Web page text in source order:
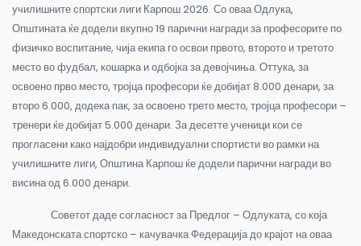
училишните спортски лиги Карпош 2026. Со оваа Одлука,
Општината ќе додели вкупно 19 парични награди за професорите по
физичко воспитание, чија екипа го освои првото, второто и третото
место во фудбал, кошарка и одбојка за девојчиња. Оттука, за
освоено прво место, тројца професори ќе добијат 8.000 денари, за
второ 6.000, додека пак, за освоено трето место, тројца професори –
тренери ќе добијат 5.000 денари. За десетте ученици кои се
прогласени како најдобри индивидуални спортисти во рамки на
училишните лиги, Општина Карпош ќе додели парични награди во
висина од 6.000 денари.
Советот даде согласност за Предлог – Одлуката, со која
Македонската спортско – качувачка Федерација до крајот на оваа